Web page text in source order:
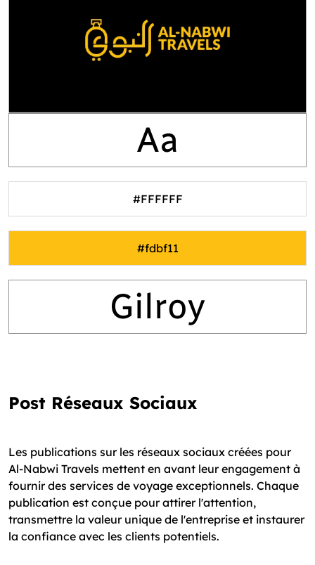
Aa
#FFFFFF
#fdbf11
Gilroy
Post Réseaux Sociaux
Les publications sur les réseaux sociaux créées pour
Al-Nabwi Travels mettent en avant leur engagement à
fournir des services de voyage exceptionnels. Chaque
publication est conçue pour attirer l'attention,
transmettre la valeur unique de l'entreprise et instaurer
la confiance avec les clients potentiels.